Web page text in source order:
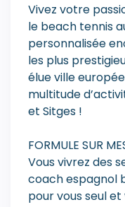
Vivez votre
le beach tennis
personnalisée
les plus
élue ville
multitude
et Sitges !
FORMULE SUR
Vous vivrez des
coach espagnol
pour vous seul